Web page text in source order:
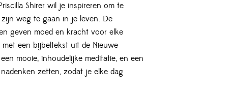
Shirer wil je inspireren om te
weg te gaan in je leven. De
geven moed en kracht voor elke
een bijbeltekst uit de Nieuwe
mooie, inhoudelijke meditatie, en een
zetten, zodat je elke dag